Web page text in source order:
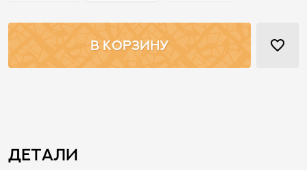
В КОРЗИНУ favorite_border
Детали